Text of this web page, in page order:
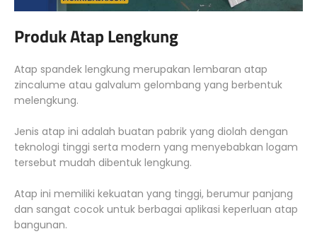
Produk Atap Lengkung
Atap spandek lengkung merupakan lembaran atap
zincalume atau galvalum gelombang yang berbentuk
melengkung.
Jenis atap ini adalah buatan pabrik yang diolah dengan
teknologi tinggi serta modern yang menyebabkan logam
tersebut mudah dibentuk lengkung.
Atap ini memiliki kekuatan yang tinggi, berumur panjang
dan sangat cocok untuk berbagai aplikasi keperluan atap
bangunan.